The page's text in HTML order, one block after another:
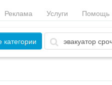
Реклама Услуги Помощь
категории